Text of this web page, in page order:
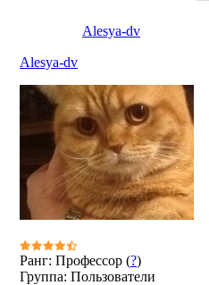
Alesya-dv
Alesya-dv
Ранг: Профессор (?)
Группа: Пользователи